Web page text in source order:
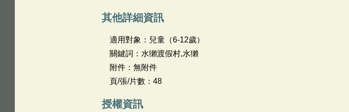
其他詳細資訊
適用對象：兒童（6-12歲）
關鍵詞：水獺渡假村,水獺
附件：無附件
頁/張/片數：48
授權資訊